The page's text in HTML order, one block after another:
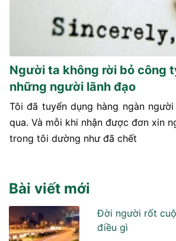
Người ta không rời bỏ công
những người lãnh đạo
Tôi đã tuyển dụng hàng ngàn
qua. Và mỗi khi nhận được đơn xin
trong tôi dường như đã chết
Bài viết mới
Đời người rốt
điều gì